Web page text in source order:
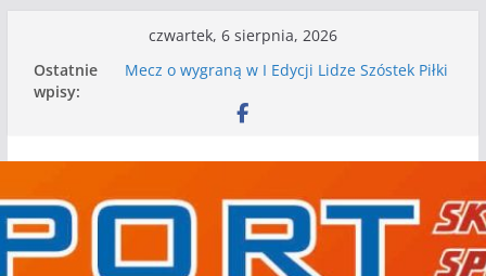
treści
czwartek, 6 sierpnia, 2026
Ostatnie
wpisy:
Mecz o wygraną w I Edycji Lidze Szóstek Piłki
Nasze piłkarskie zespoły w toku przygotowań
Kolejne gry kontrolne naszych piłkarskich
WKS wygrywa pierwszą edycję Ligi Szóstek w
Gwdzie Wielkiej
I mamy kolejne gry kontrolne, piłkarskie
granie przed nami